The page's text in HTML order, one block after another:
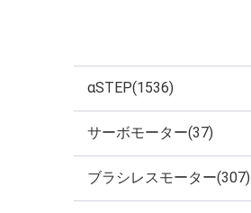
αSTEP(1536)
サーボモーター(37)
ブラシレスモーター(307)